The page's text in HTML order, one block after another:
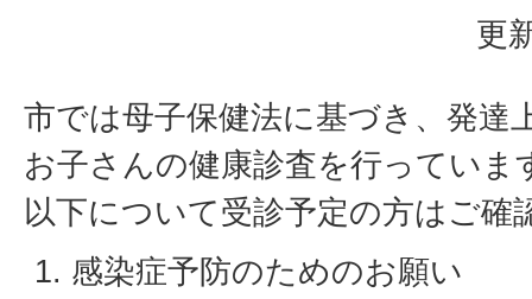
更
市では母子保健法に基づき、発達
お子さんの健康診査を行っていま
以下について受診予定の方はご確
感染症予防のためのお願い